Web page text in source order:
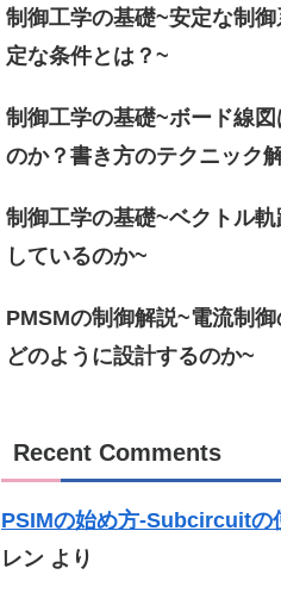
制御工学の基礎~安定な制
定な条件とは？~
制御工学の基礎~ボード線図
のか？書き方のテクニック
制御工学の基礎~ベクトル
しているのか~
PMSMの制御解説~電流制
どのように設計するのか~
Recent Comments
PSIMの始め方-Subcircuitの
レン より